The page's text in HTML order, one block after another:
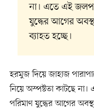
না। এতে এই
যুদ্ধের আগের
ব্যাহত হচ্ছে।
হরমুজ দিয়ে জাহাজ
নিয়ে অস্পষ্টতা কাটছে
পরিমাণ যুদ্ধের আগের